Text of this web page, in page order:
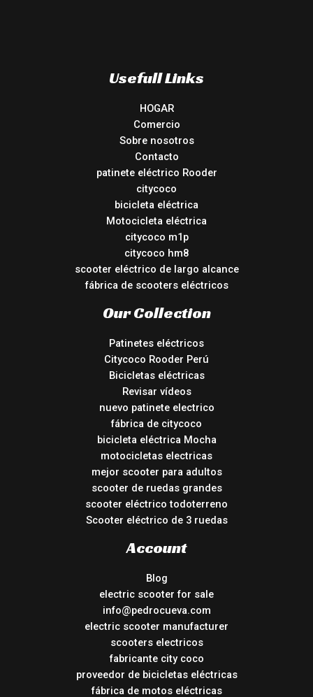
Usefull Links
HOGAR
Comercio
Sobre nosotros
Contacto
patinete eléctrico Rooder
citycoco
bicicleta eléctrica
Motocicleta eléctrica
citycoco m1p
citycoco hm8
scooter eléctrico de largo alcance
fábrica de scooters eléctricos
Our Collection
Patinetes eléctricos
Citycoco Rooder Perú
Bicicletas eléctricas
Revisar vídeos
nuevo patinete electrico
fábrica de citycoco
bicicleta eléctrica Mocha
motocicletas electricas
mejor scooter para adultos
scooter de ruedas grandes
scooter eléctrico todoterreno
Scooter eléctrico de 3 ruedas
Account
Blog
electric scooter for sale
info@pedrocueva.com
electric scooter manufacturer
scooters electricos
fabricante city coco
proveedor de bicicletas eléctricas
fábrica de motos eléctricas